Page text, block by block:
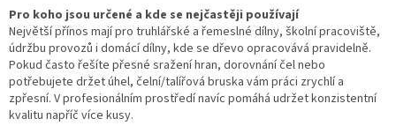
Pro koho jsou určené a kde se nejčastěji používají
Největší přínos mají pro truhlářské a řemeslné dílny, školní pracoviště,
údržbu provozů i domácí dílny, kde se dřevo opracovává pravidelně.
Pokud často řešíte přesné sražení hran, dorovnání čel nebo
potřebujete držet úhel, čelní/talířová bruska vám práci zrychlí a
zpřesní. V profesionálním prostředí navíc pomáhá udržet konzistentní
kvalitu napříč více kusy.